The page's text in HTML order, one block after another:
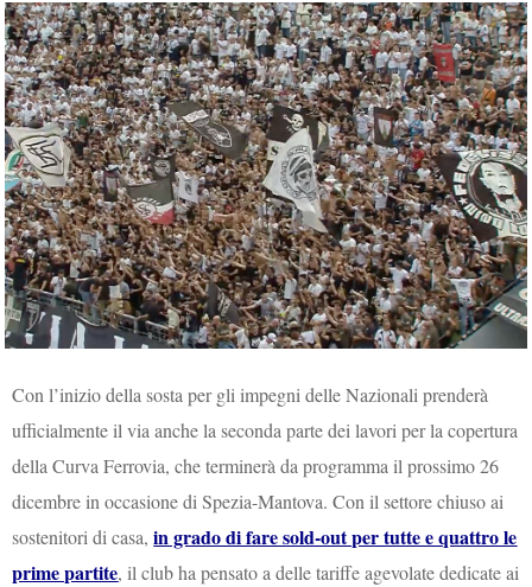
Con l’inizio della sosta per gli impegni delle Nazionali prenderà
ufficialmente il via anche la seconda parte dei lavori per la copertura
della Curva Ferrovia, che terminerà da programma il prossimo 26
dicembre in occasione di Spezia-Mantova. Con il settore chiuso ai
sostenitori di casa,in grado di fare sold-out per tutte e quattro le
prime partite, il club ha pensato a delle tariffe agevolate dedicate ai